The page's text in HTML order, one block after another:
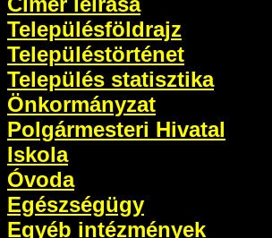
Településföldrajz
Településtörténet
Település statisztika
Önkormányzat
Polgármesteri Hivatal
Iskola
Óvoda
Egészségügy
Egyéb intézmények